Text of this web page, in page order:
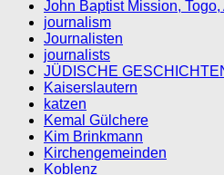
John Baptist Mission,
journalism
Journalisten
journalists
JÜDISCHE
Kaiserslautern
katzen
Kemal Gülchere
Kim Brinkmann
Kirchengemeinden
Koblenz